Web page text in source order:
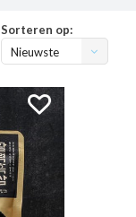
Sorteren op:
Nieuwste